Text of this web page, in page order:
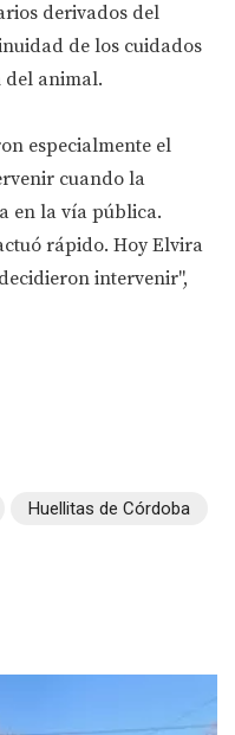
derivados del
de los cuidados
del animal.
especialmente el
cuando la
en la vía pública.
rápido. Hoy Elvira
intervenir",
Huellitas de Córdoba